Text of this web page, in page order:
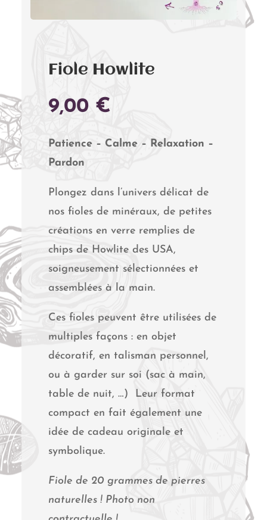
Fiole Howlite
9,00 €
Patience – Calme – Relaxation –
Pardon
Plongez dans l’univers délicat de
nos fioles de minéraux, de petites
créations en verre remplies de
chips de Howlite des USA,
soigneusement sélectionnées et
assemblées à la main.
Ces fioles peuvent être utilisées de
multiples façons : en objet
décoratif, en talisman personnel,
ou à garder sur soi (sac à main,
table de nuit, …) Leur format
compact en fait également une
idée de cadeau originale et
symbolique.
Fiole de 20 grammes de pierres
naturelles ! Photo non